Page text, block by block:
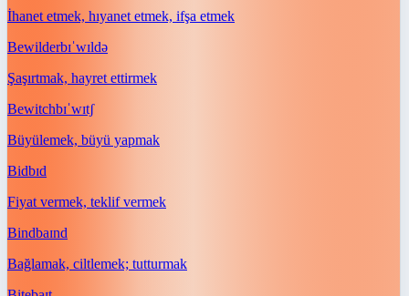
İhanet etmek, hıyanet etmek, ifşa etmek
Bewilderbɪˈwɪldə
Şaşırtmak, hayret ettirmek
Bewitchbɪˈwɪtʃ
Büyülemek, büyü yapmak
Bidbɪd
Fiyat vermek, teklif vermek
Bindbaɪnd
Bağlamak, ciltlemek; tutturmak